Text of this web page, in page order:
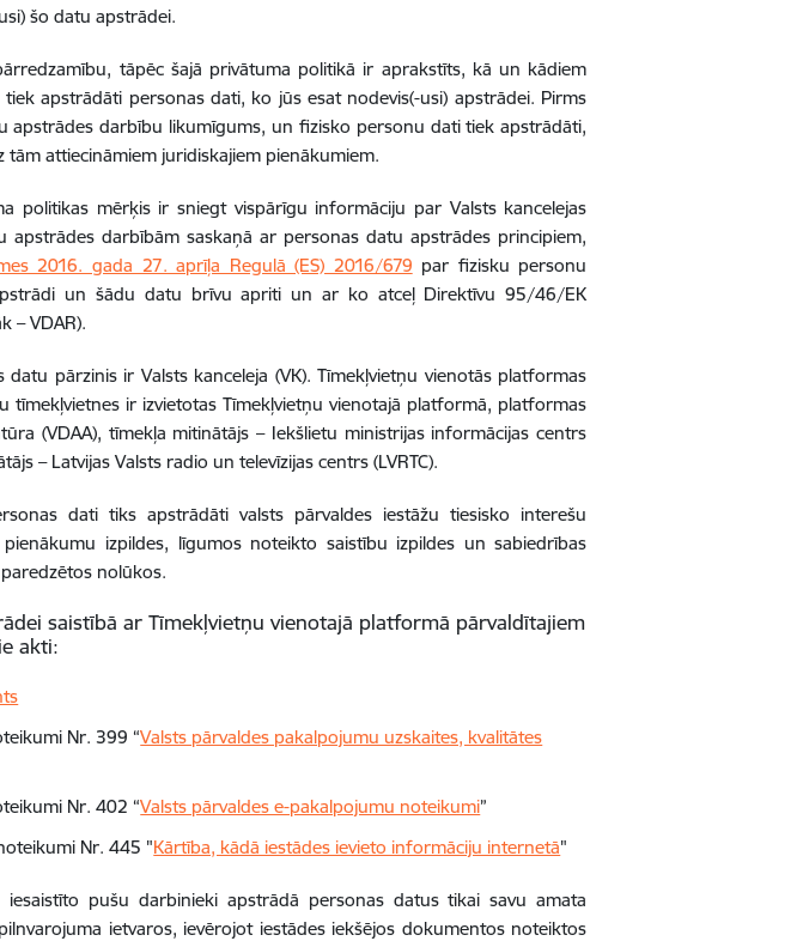
šo datu apstrādei.
tāpēc šajā privātuma politikā ir aprakstīts, kā un kādiem
apstrādāti personas dati, ko jūs esat nodevis(-usi) apstrādei. Pirms
apstrādes darbību likumīgums, un fizisko personu dati tiek apstrādāti,
attiecināmiem juridiskajiem pienākumiem.
politikas mērķis ir sniegt vispārīgu informāciju par Valsts kancelejas
apstrādes darbībām saskaņā ar personas datu apstrādes principiem,
2016. gada 27. aprīļa Regulā (ES) 2016/679 par fizisku personu
un šādu datu brīvu apriti un ar ko atceļ Direktīvu 95/46/EK
– VDAR).
pārzinis ir Valsts kanceleja (VK). Tīmekļvietņu vienotās platformas
tīmekļvietnes ir izvietotas Tīmekļvietņu vienotajā platformā, platformas
(VDAA), tīmekļa mitinātājs – Iekšlietu ministrijas informācijas centrs
– Latvijas Valsts radio un televīzijas centrs (LVRTC).
dati tiks apstrādāti valsts pārvaldes iestāžu tiesisko interešu
izpildes, līgumos noteikto saistību izpildes un sabiedrības
nolūkos.
saistībā ar Tīmekļvietņu vienotajā platformā pārvaldītajiem
akti:
Nr. 399 “Valsts pārvaldes pakalpojumu uzskaites, kvalitātes
Nr. 402 “Valsts pārvaldes e-pakalpojumu noteikumi”
Nr. 445 "Kārtība, kādā iestādes ievieto informāciju internetā"
pušu darbinieki apstrādā personas datus tikai savu amata
ietvaros, ievērojot iestādes iekšējos dokumentos noteiktos